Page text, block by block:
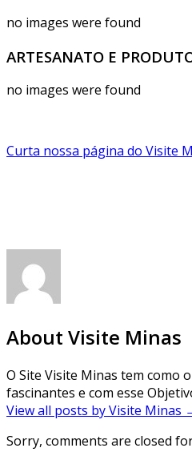
no images were found
ARTESANATO E
no images were found
Curta nossa página do Visite
About Visite Minas
O Site Visite Minas tem como
fascinantes e com esse
View all posts by Visite Minas
Sorry, comments are closed